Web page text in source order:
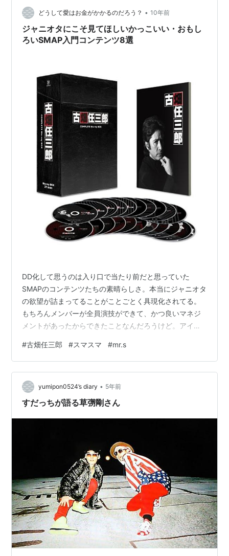
んで、部員に、山本裕…
どうして愛はお金がかかるのだろう？ • 10年前
ジャニオタにこそ見てほしいかっこいい・おもし
ろいSMAP入門コンテンツ8選
DD化して思うのは入り口で当たり前だと思っていた
SMAPのコンテンツたちの素晴らしさ。本当にジャニオタ
の欲望が詰まってることがことごとく具現化されてる。
もちろんメンバーが全員演技ができて、かつ良いマネジ
メントがあったからできたことなんだろうけど。アイド
ター任されるのも、女装したり身体はるのも、というか
大げさに言ったらアイドルが歌って踊ること以外のこと
をやることは全部SMAPが突破口になって始まったので
は.... ？もちろんSMAPがやらなくたって他の次にでたグ
ループがやったでしょって思われるかもしれないけど、
#古畑任三郎 #スマスマ #mr.s
yumipon0524’s diary • 5年前
すだっちが語る草彅剛さん